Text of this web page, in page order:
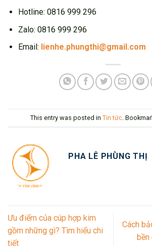
Hotline: 0816 999 296
Zalo: 0816 999 296
Email: lienhe.phungthi@gmail.com
This entry was posted in Tin tức.
PHA LÊ PHÙNG THỊ
Ưu điểm của cúp hợp kim
gồm những gì? Tìm hiểu chi
tiết
Cách
bền